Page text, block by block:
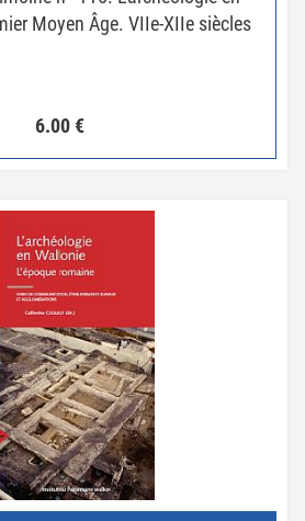
Moyen Âge. VIIe-XIIe siècles
6.00€